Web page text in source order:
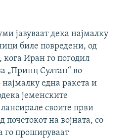
јавуваат дека најмалку
биле повредени, од
кога Иран го погодил
„Принц Султан“ во
една ракета и
јеменските
своите први
почетокот на војната, со
го прошируваат